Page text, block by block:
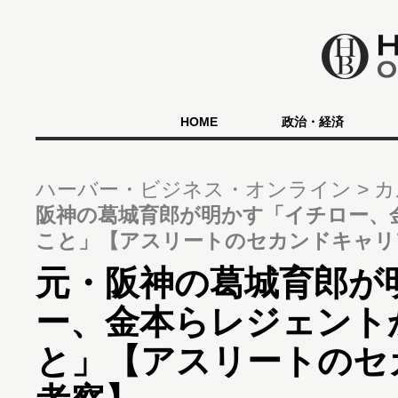
HOME 政治・経済
ハーバー・ビジネス・オンライン
阪神の葛城育郎が明かす「イチロー
こと」【アスリートのセカンドキャ
元・阪神の葛城育郎
ー、金本らレジェン
と」【アスリートの